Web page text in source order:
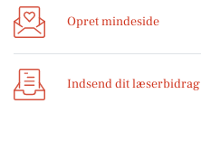
Opret mindeside
Indsend dit læserbidrag